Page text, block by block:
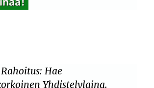
Hae
Yhdistelylaina.